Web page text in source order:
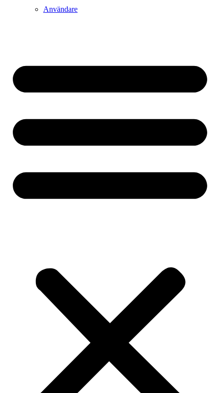
Användare